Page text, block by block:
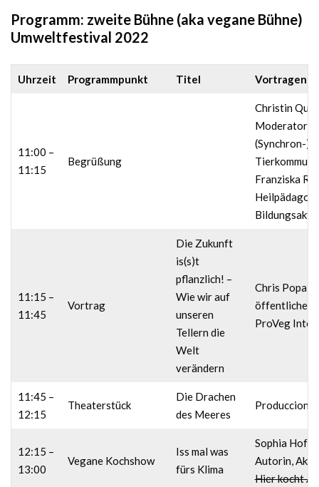
Programm: zweite Bühne (aka vegane Bühne)
Umweltfestival 2022
Uhrzeit Programmpunkt Titel
11:00 –
11:15
Begrüßung
Christin
Moderatorin,
(Synchron-
Franziska
11:15 –
11:45
Vortrag
Die Zukunft
is(s)t
pflanzlich! –
Wie wir auf
unseren
Tellern die
Welt
verändern
Chris Popa,
öffentlicher
ProVeg
11:45 –
12:15
Theaterstück
Die Drachen
des Meeres
12:15 –
13:00
Vegane Kochshow
Iss mal was
fürs Klima
Sophia
Autorin,
Hier kocht